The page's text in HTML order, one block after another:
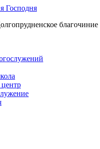
Господня
благочиние